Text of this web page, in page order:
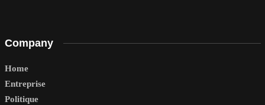
Company
Home
Entreprise
Politique